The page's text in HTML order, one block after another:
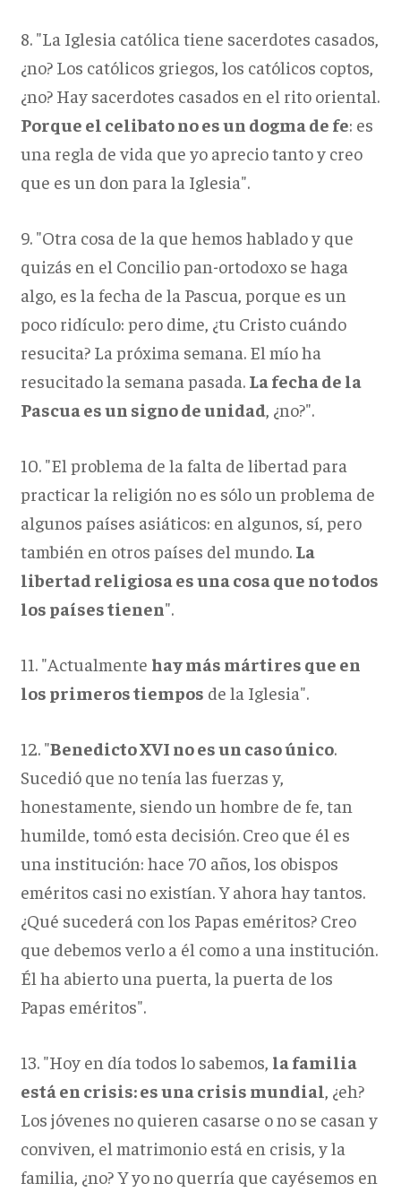
8. "La Iglesia católica tiene sacerdotes casados,
¿no? Los católicos griegos, los católicos coptos,
¿no? Hay sacerdotes casados en el rito oriental.
Porque el celibato no es un dogma de fe: es
una regla de vida que yo aprecio tanto y creo
que es un don para la Iglesia".
9. "Otra cosa de la que hemos hablado y que
quizás en el Concilio pan-ortodoxo se haga
algo, es la fecha de la Pascua, porque es un
poco ridículo: pero dime, ¿tu Cristo cuándo
resucita? La próxima semana. El mío ha
resucitado la semana pasada. La fecha de la
Pascua es un signo de unidad , ¿no?".
10. "El problema de la falta de libertad para
practicar la religión no es sólo un problema de
algunos países asiáticos: en algunos, sí, pero
también en otros países del mundo. La
libertad religiosa es una cosa que no todos
los países tienen".
11. "Actualmente hay más mártires que en
los primeros tiempos de la Iglesia".
12. "Benedicto XVI no es un caso único.
Sucedió que no tenía las fuerzas y,
honestamente, siendo un hombre de fe, tan
humilde, tomó esta decisión. Creo que él es
una institución: hace 70 años, los obispos
eméritos casi no existían. Y ahora hay tantos.
¿Qué sucederá con los Papas eméritos? Creo
que debemos verlo a él como a una institución.
Él ha abierto una puerta, la puerta de los
Papas eméritos".
13. "Hoy en día todos lo sabemos, la familia
está en crisis: es una crisis mundial , ¿eh?
Los jóvenes no quieren casarse o no se casan y
conviven, el matrimonio está en crisis, y la
familia, ¿no? Y yo no querría que cayésemos en